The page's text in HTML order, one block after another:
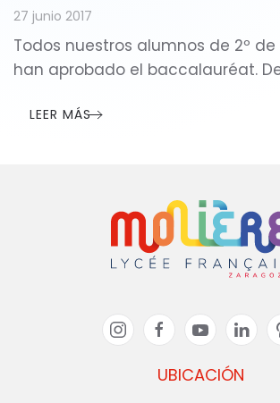
27 junio 2017
Todos nuestros alumnos de 2º
han aprobado el baccalauréat.
LEER MÁS
UBICACIÓN